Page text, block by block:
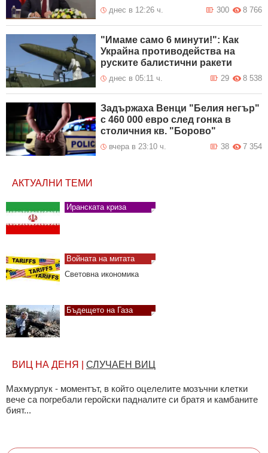
днес в 12:26 ч. 8 766
300
"Имаме само 6 минути!": Как
Украйна противодейства на
руските балистични ракети
днес в 05:11 ч. 8 538
29
Задържаха Венци "Белия негър"
с 460 000 евро след гонка в
столичния кв. "Борово"
вчера в 23:10 ч. 7 354
38
АКТУАЛНИ ТЕМИ
Иранската криза
Войната на митата
Световна икономика
Бъдещето на Газа
Недвижими имоти
наемат най-изгодно
ВИЦ НА ДЕНЯ | СЛУЧАЕН ВИЦ
Махмурлук - моментът, в който оцелелите мозъчни клетки
вече са погребали геройски падналите си братя и камбаните
бият...